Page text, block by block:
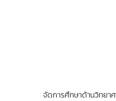
จัดการศึกษาด้านวิทยาศาส